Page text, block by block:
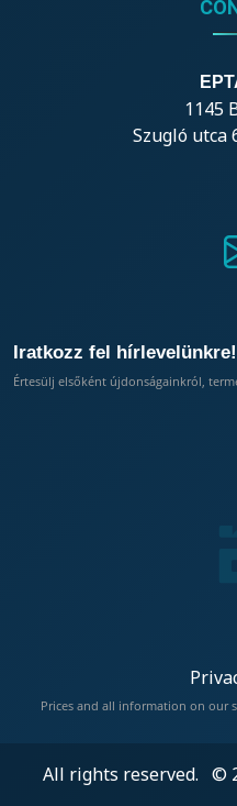
1145
Szugló utca
Iratkozz fel hírlevelünkre!
Értesülj elsőként újdonságainkról,
Prices and all information on our
All rights reserved. ©